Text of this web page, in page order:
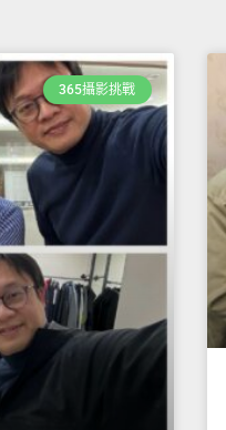
365攝影挑戰